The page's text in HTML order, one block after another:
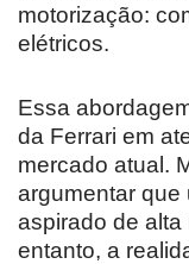
motorização:
elétricos.
Essa
da Ferrari em
mercado atual.
argumentar que
aspirado de alta
entanto, a